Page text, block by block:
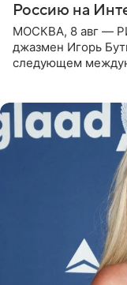
Россию на
МОСКВА, 8 авг —
джазмен Игорь
следующем